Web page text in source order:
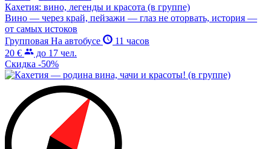
Кахетия: вино, легенды и красота (в группе)
Вино — через край, пейзажи — глаз не оторвать, история —
от самых истоков
Групповая На автобусе
11 часов
20 €
до 17 чел.
Скидка -50%